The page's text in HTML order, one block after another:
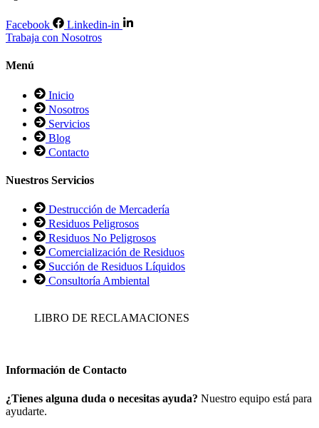
Facebook
Linkedin-in
Trabaja con Nosotros
Menú
Inicio
Nosotros
Servicios
Blog
Contacto
Nuestros Servicios
Destrucción de Mercadería
Residuos Peligrosos
Residuos No Peligrosos
Comercialización de Residuos
Succión de Residuos Líquidos
Consultoría Ambiental
LIBRO DE RECLAMACIONES
Información de Contacto
¿Tienes alguna duda o necesitas ayuda? Nuestro equipo está para
ayudarte.